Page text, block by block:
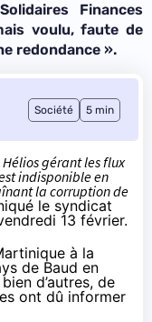
Finances
voulu, faute de
redondance ».
Société 5 min
gérant les flux
indisponible en
la corruption de
le syndicat
13 février.
à la
de Baud en
d’autres, de
ont dû informer